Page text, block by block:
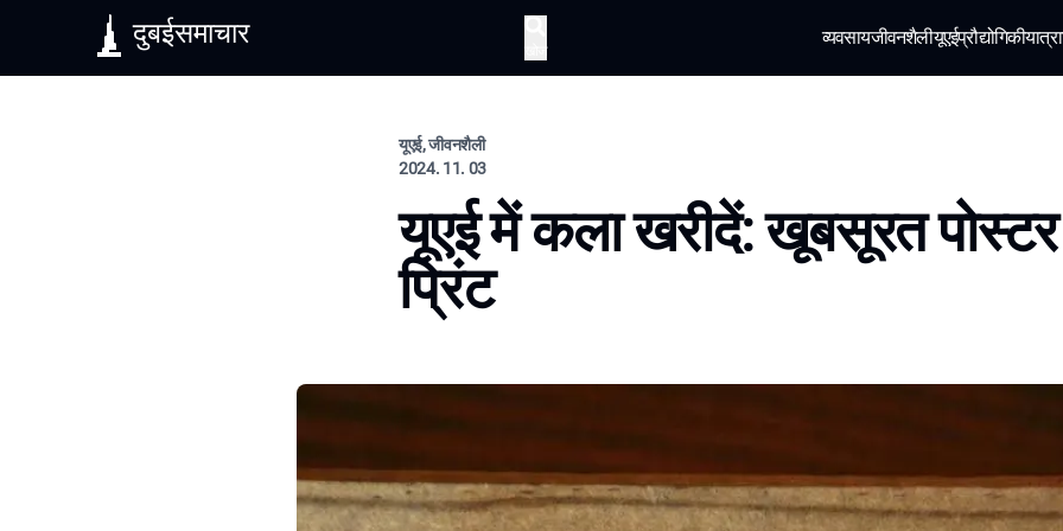
दुबईसमाचार व्यवसायजीवनशैलीयूएईप्रौद्योगिकीयात्रा
यूएई, जीवनशैली
2024. 11. 03
यूएई में कला खरीदें: खूबसूरत
प्रिंट